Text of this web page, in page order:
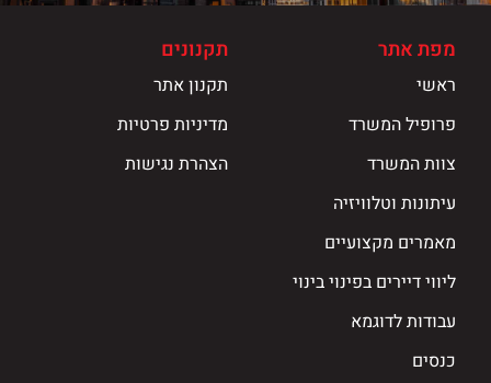
מפת אתר
ראשי
פרופיל המשרד
צוות המשרד
עיתונות וטלוויזיה
מאמרים מקצועיים
ליווי דיירים בפינוי בינוי
עבודות לדוגמא
כנסים
תקנונים
תקנון אתר
מדיניות פרטיות
הצהרת נגישות